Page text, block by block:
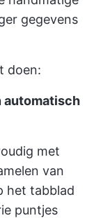
gegevens
doen:
automatisch
met
van
het tabblad
puntjes